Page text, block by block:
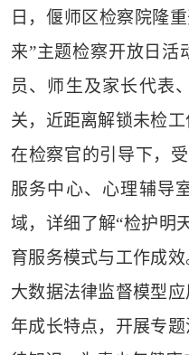
日，偃师区检察院隆
来”主题检察开放日活
员、师生及家长代表
关，近距离解锁未检工
在检察官的引导下，
服务中心、心理辅导
域，详细了解“检护明
育服务模式与工作成
大数据法律监督模型
年成长特点，开展专